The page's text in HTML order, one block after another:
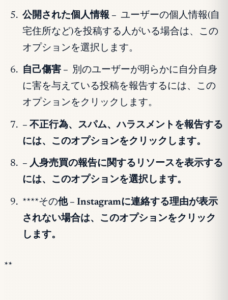
公開された個人情報 – ユーザーの個人情報(自
宅住所など)を投稿する人がいる場合は、この
オプションを選択します。
自己傷害 – 別のユーザーが明らかに自分自身
に害を与えている投稿を報告するには、この
オプションをクリックします。
– 不正行為、スパム、ハラスメントを報告する
には、このオプションをクリックします。
– 人身売買の報告に関するリソースを表示する
には、このオプションを選択します。
****その他 – Instagramに連絡する理由が表示
されない場合は、このオプションをクリック
します。
**